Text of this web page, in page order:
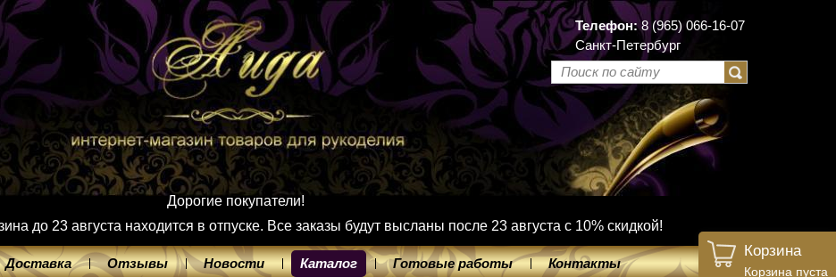
Телефон:8 (965) 066-16-07
Санкт-Петербург
Дорогие покупатели!
до 23 августа находится в отпуске. Все заказы будут высланы после 23 августа с 10% скидкой!
Доставка Отзывы Новости Каталог Готовые работы Контакты
Корзина
Корзина пуста